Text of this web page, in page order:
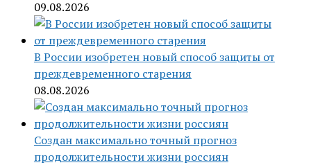
09.08.2026
В России изобретен новый способ защиты от
преждевременного старения
08.08.2026
Создан максимально точный прогноз
продолжительности жизни россиян